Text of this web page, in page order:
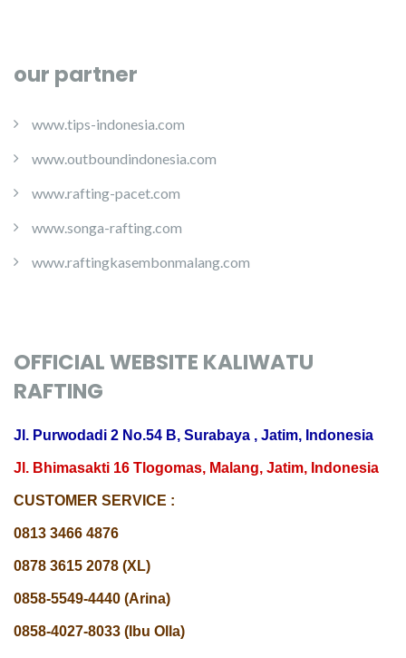
our partner
www.tips-indonesia.com
www.outboundindonesia.com
www.rafting-pacet.com
www.songa-rafting.com
www.raftingkasembonmalang.com
OFFICIAL WEBSITE KALIWATU
RAFTING
Jl. Purwodadi 2 No.54 B, Surabaya , Jatim, Indonesia
Jl. Bhimasakti 16 Tlogomas, Malang, Jatim, Indonesia
CUSTOMER SERVICE :
0813 3466 4876
0878 3615 2078 (XL)
0858-5549-4440 (Arina)
0858-4027-8033 (Ibu Olla)